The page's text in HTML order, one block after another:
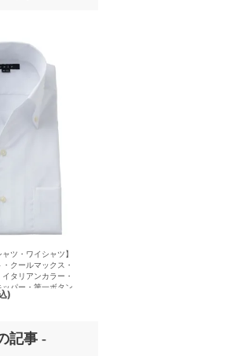
ツ・ワイシャツ】
クールマックス・
タリアンカラー・
パー・第一ボタン
)
記事 -